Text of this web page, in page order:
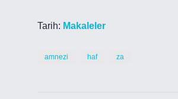
Tarih: Makaleler
amnezi haf za